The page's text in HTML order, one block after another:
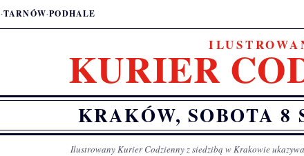
·TARNÓW·PODHALE
KURIER
KRAKÓW, SOBOTA 8
Ilustrowany Kurier Codzienny z siedzibą w Krakowie